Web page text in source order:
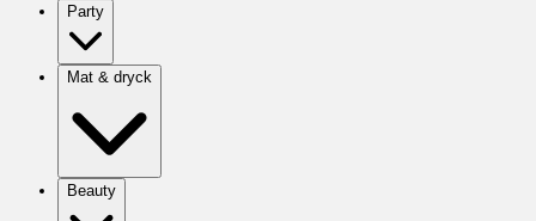
Party
Mat & dryck
Beauty